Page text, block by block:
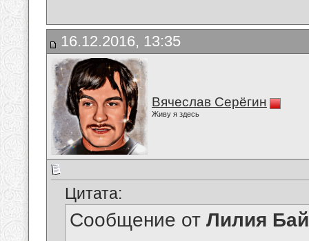
16.12.2016, 13:35
Вячеслав Серёгин
Живу я здесь
Цитата:
Сообщение от Лилия